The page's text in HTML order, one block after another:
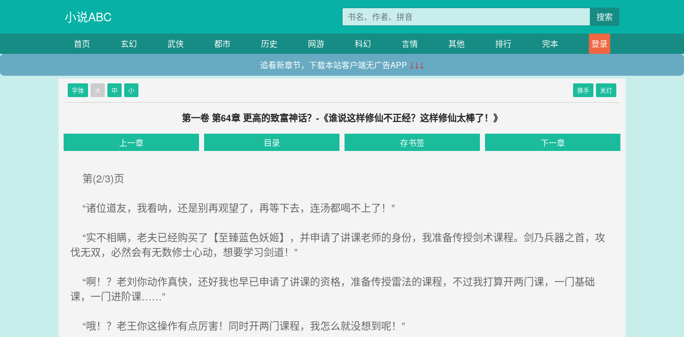
小说ABC 搜索
首页 玄幻 武侠 都市 历史 网游 科幻 言情 其他 排行 完本
登录
追看新章节，下载本站客户端无广告APP ↓↓↓
字体 大 中 小 换手 关灯
第一卷 第64章 更高的致富神话？-《谁说这样修仙不正经？这样修仙太棒了！》
上一章 目录 存书签 下一章
第(2/3)页
“诸位道友，我看呐，还是别再观望了，再等下去，连汤都喝不上了！”
“实不相瞒，老夫已经购买了【至臻蓝色妖姬】，并申请了讲课老师的身份，我准备传授剑术课程。剑乃兵器之首，攻
伐无双，必然会有无数修士心动，想要学习剑道！”
“啊！？老刘你动作真快，还好我也早已申请了讲课的资格，准备传授雷法的课程，不过我打算开两门课，一门基础
课，一门进阶课……”
“哦！？老王你这操作有点厉害！同时开两门课程，我怎么就没想到呢！”